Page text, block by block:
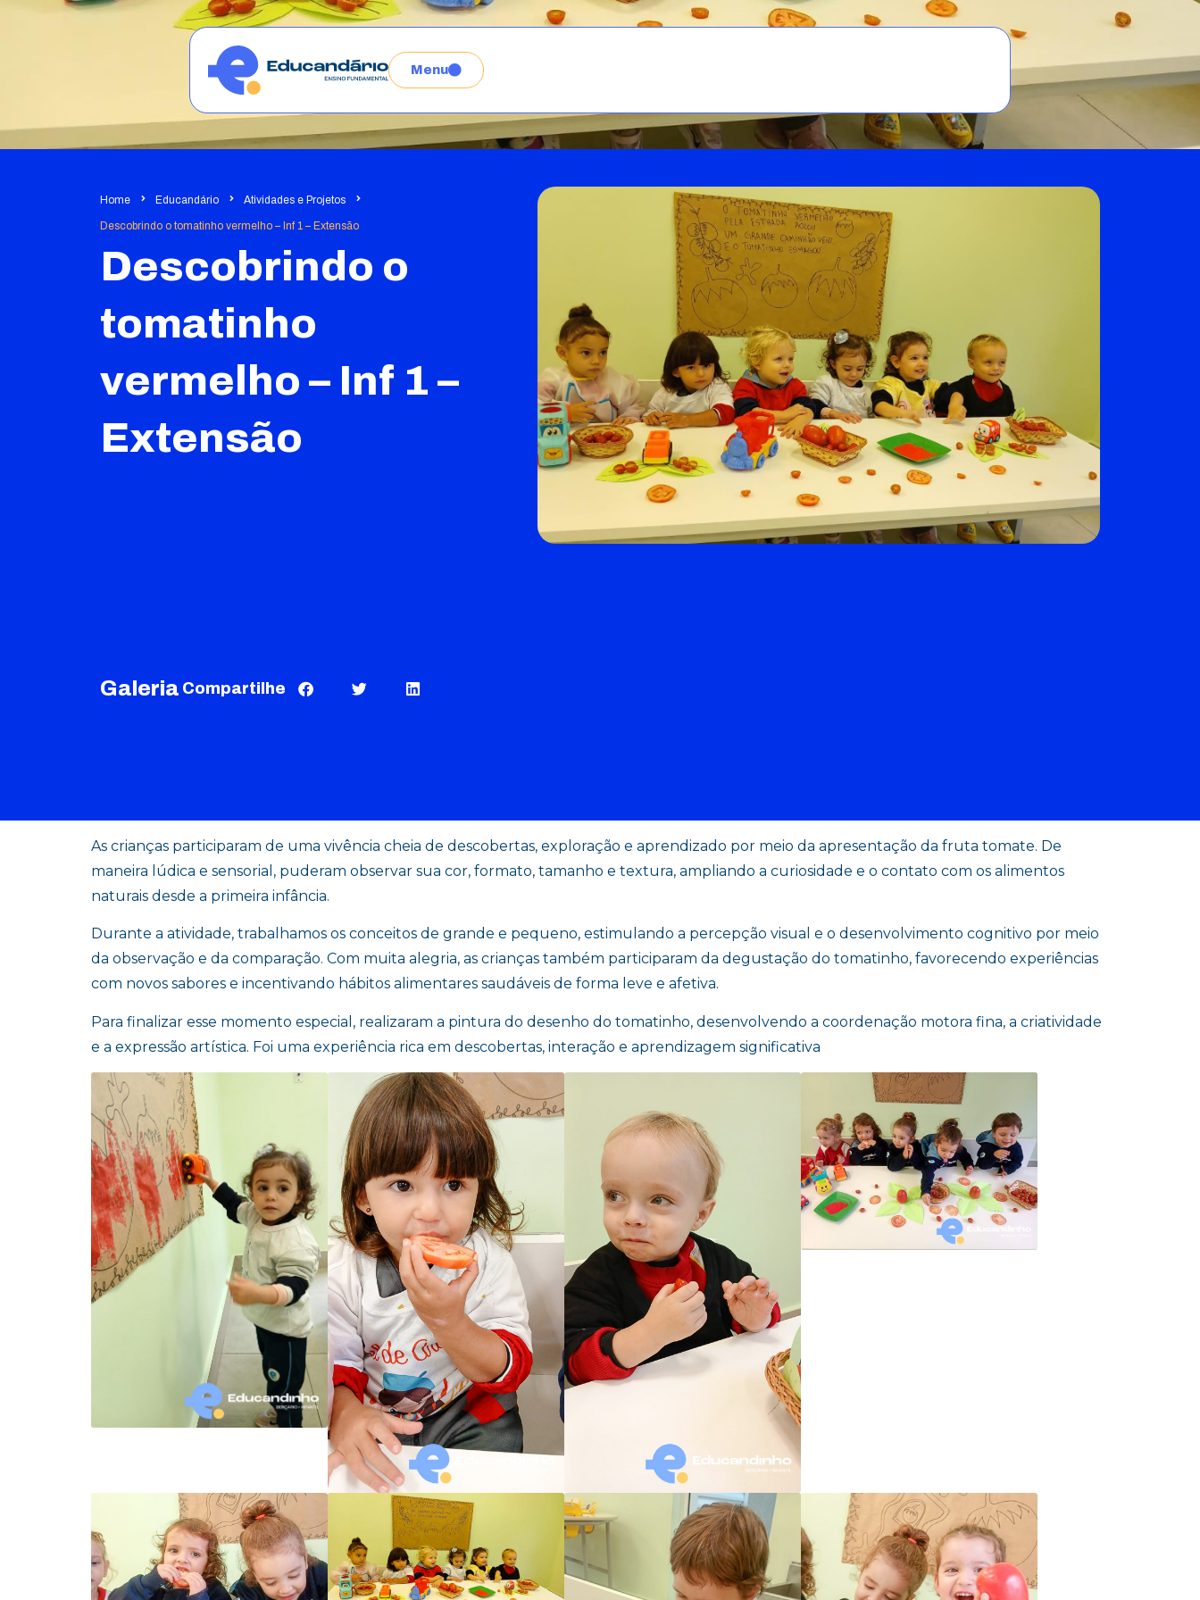
Menu
Home Educandário Atividades e Projetos
Descobrindo o tomatinho vermelho – Inf 1 – Extensão
Descobrindo o
tomatinho
vermelho – Inf 1 –
Extensão
Galeria Compartilhe
As crianças participaram de uma vivência cheia de descobertas, exploração e aprendizado por meio da apresentação da fruta tomate. De
maneira lúdica e sensorial, puderam observar sua cor, formato, tamanho e textura, ampliando a curiosidade e o contato com os alimentos
naturais desde a primeira infância.
Durante a atividade, trabalhamos os conceitos de grande e pequeno, estimulando a percepção visual e o desenvolvimento cognitivo por meio
da observação e da comparação. Com muita alegria, as crianças também participaram da degustação do tomatinho, favorecendo experiências
com novos sabores e incentivando hábitos alimentares saudáveis de forma leve e afetiva.
Para finalizar esse momento especial, realizaram a pintura do desenho do tomatinho, desenvolvendo a coordenação motora fina, a criatividade
e a expressão artística. Foi uma experiência rica em descobertas, interação e aprendizagem significativa